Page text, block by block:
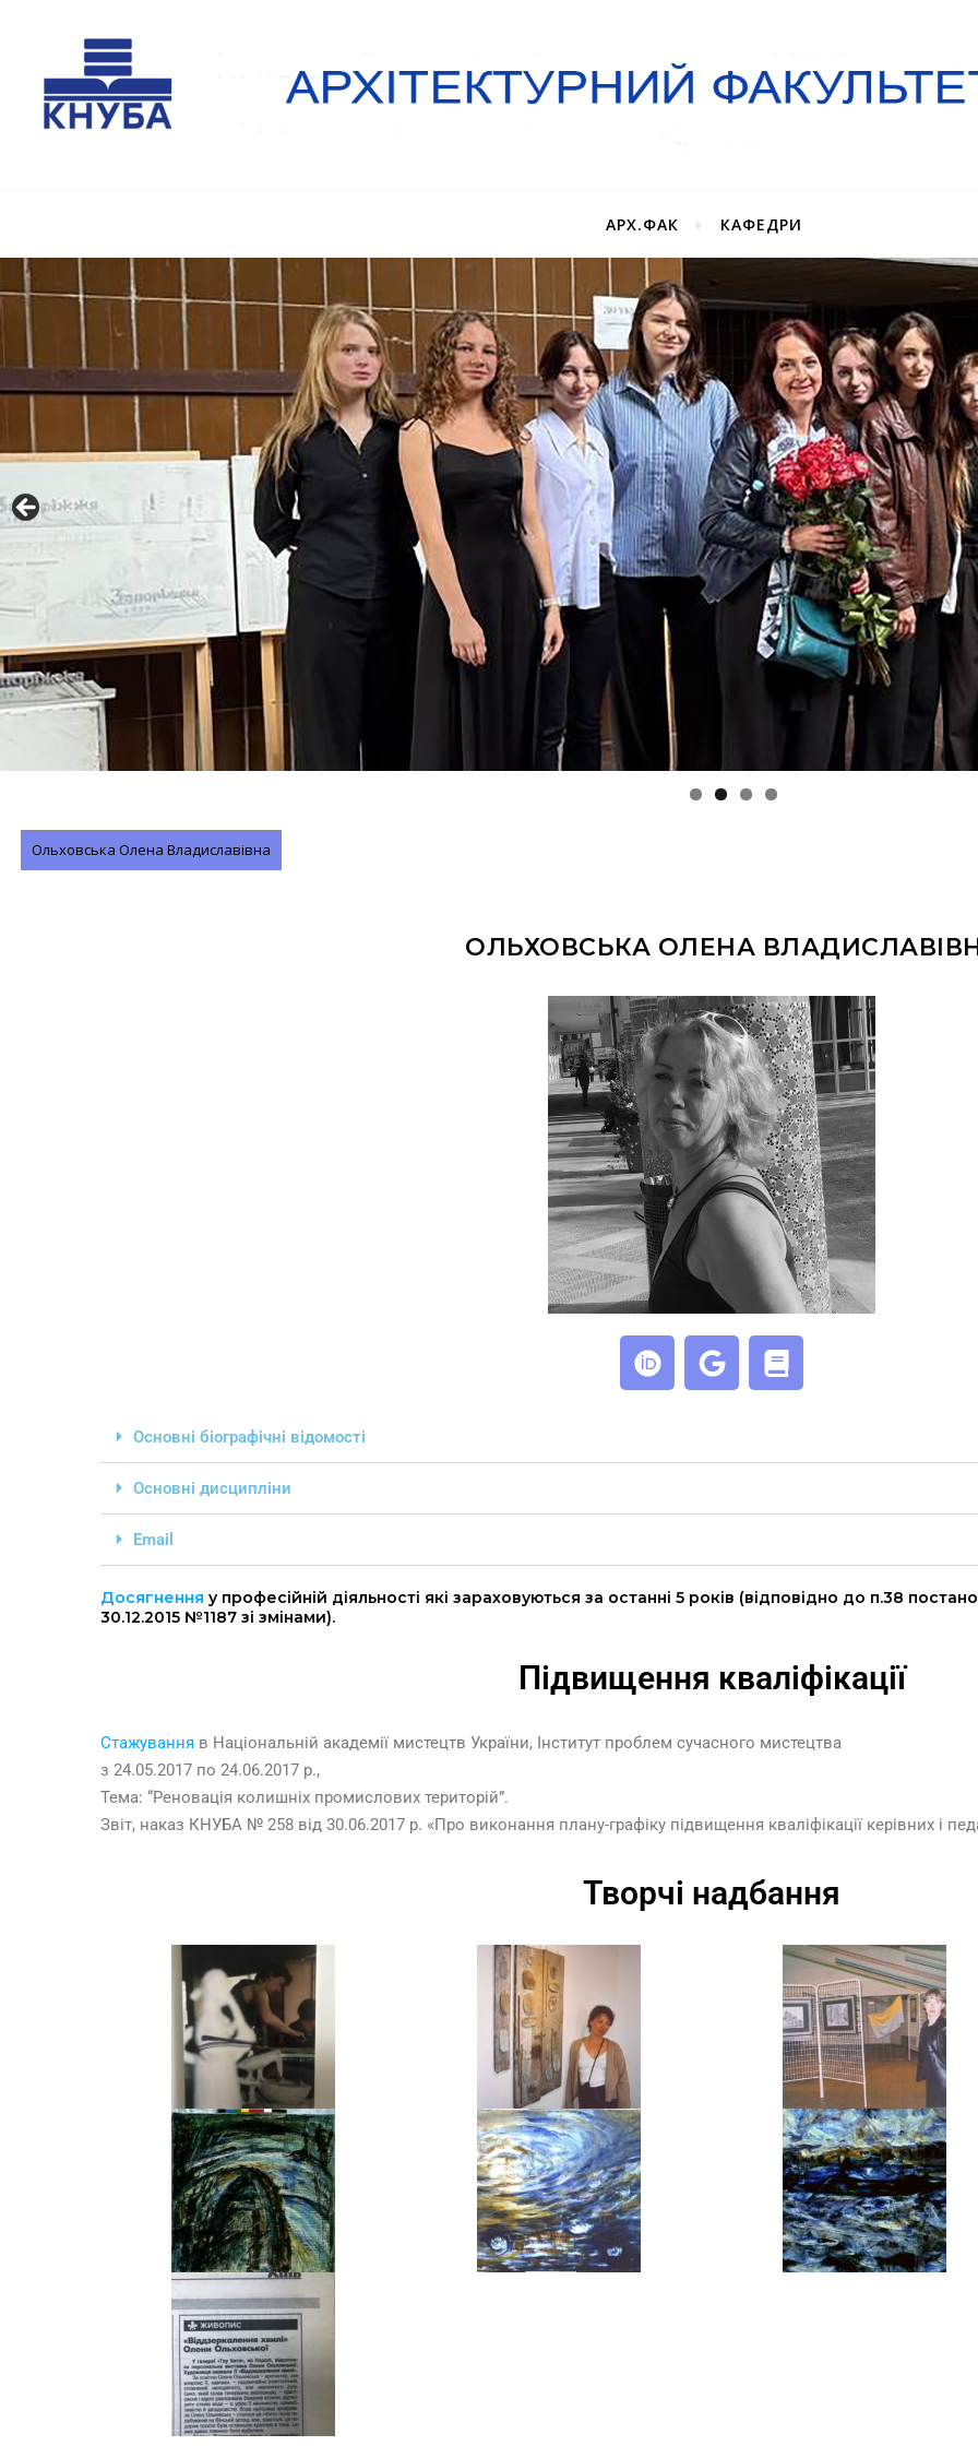
АРХ.ФАК КАФЕДРИ
Ольховська Олена Владиславівна
ОЛЬХОВСЬКА ОЛЕНА
Основні біографічні відомості
Основні дисципліни
Email
Досягнення у професійній діяльності які зараховуються за останні 5 років (відповідно до п.38
30.12.2015 №1187 зі змінами).
Підвищення кваліфікації
Стажування в Національній академії мистецтв України, Інститут проблем сучасного мистецтва
з 24.05.2017 по 24.06.2017 р.,
Тема: “Реновація колишніх промислових територій”.
Звіт, наказ КНУБА № 258 від 30.06.2017 р. «Про виконання плану-графіку підвищення кваліфікації керівних і
Творчі надбання